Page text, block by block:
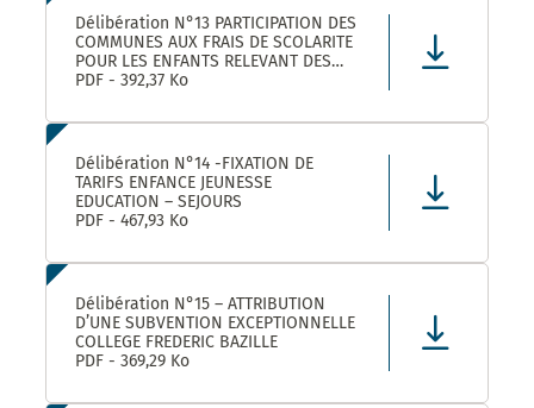
Délibération N°13 PARTICIPATION DES
COMMUNES AUX FRAIS DE SCOLARITE
POUR LES ENFANTS RELEVANT DES
DISPOSITIFS ULISS ET DAR
CASTELNAUVIENNES
PDF - 392,37 Ko
Délibération N°14 -FIXATION DE
TARIFS ENFANCE JEUNESSE
EDUCATION – SEJOURS
PDF - 467,93 Ko
Délibération N°15 – ATTRIBUTION
D’UNE SUBVENTION EXCEPTIONNELLE
COLLEGE FREDERIC BAZILLE
PDF - 369,29 Ko